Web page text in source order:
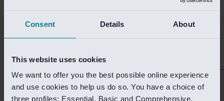
Consent Details About
This website uses cookies
We want to offer you the best possible online experience
and use cookies to help us do so. You have a choice of
three profiles: Essential, Basic and Comprehensive.
Investment Banking
Van Lanschot Kempen Research
Helaas is deze pagina